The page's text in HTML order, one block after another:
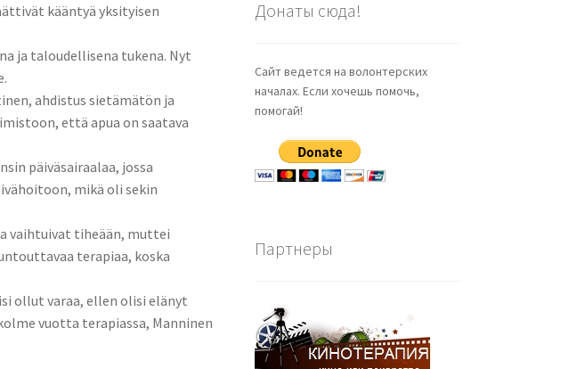
kääntyä yksityisen
ja taloudellisena tukena. Nyt
ahdistus sietämätön ja
että apua on saatava
päiväsairaalaa, jossa
mikä oli sekin
vaihtuivat tiheään, muttei
terapiaa, koska
ollut varaa, ellen olisi elänyt
vuotta terapiassa, Manninen
Донаты сюда!
Сайт ведется на волонтерских
началах. Если хочешь помочь,
помогай!
Партнеры